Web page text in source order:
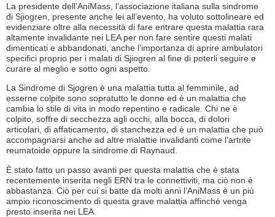
La presidente dell’AniMass, l’associazione italiana sulla sindrome
di Sjiogren, presente anche lei all’evento, ha voluto sottolineare ed
evidenziare oltre alla necessità di fare entrare questa malattia rara
altamente invalidante nei LEA per non fare sentire questi malati
dimenticati e abbandonati, anche l’importanza di aprire ambulatori
specifici proprio per i malati di Sjiogren al fine di poterli seguire e
curare al meglio e sotto ogni aspetto.
La Sindrome di Sjogren è una malattia tutta al femminile, ad
esserne colpite sono sopratutto le donne ed è un malattia che
cambia lo stile di vita in modo repentino e radicale. Chi ne è
colpito, soffre di secchezza agli occhi, alla bocca, di dolori
articolari, di affaticamento, di stanchezza ed è un malattia che può
accompagnarsi anche ad altre malattie invalidanti come l’artrite
reumatoide oppure la sindrome di Raynaud.
È stato fatto un passo avanti per questa malattia che è stata
recentemente inserita negli ERN tra le connettiviti, ma ciò non è
abbastanza. Ciò per cui si batte da molti anni l’AniMass è un più
ampio riconoscimento di questa grave malattia affinché venga
presto inserita nei LEA.